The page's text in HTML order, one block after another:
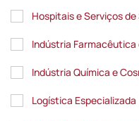
Hospitais e Serviços de
Indústria Farmacêutica
Indústria Química e
Logística Especializada